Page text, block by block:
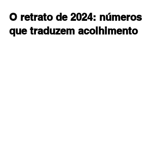
O retrato de 2024: números
que traduzem acolhimento